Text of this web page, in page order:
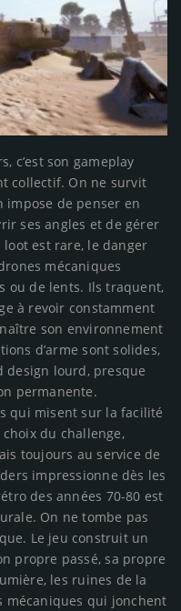
c’est son gameplay
collectif. On ne survit
impose de penser en
ses angles et de gérer
est rare, le danger
mécaniques
ou de lents. Ils traquent,
à revoir constamment
son environnement
d’arme sont solides,
design lourd, presque
permanente.
qui misent sur la facilité
du challenge,
toujours au service de
impressionne dès les
des années 70-80 est
On ne tombe pas
Le jeu construit un
propre passé, sa propre
les ruines de la
mécaniques qui jonchent